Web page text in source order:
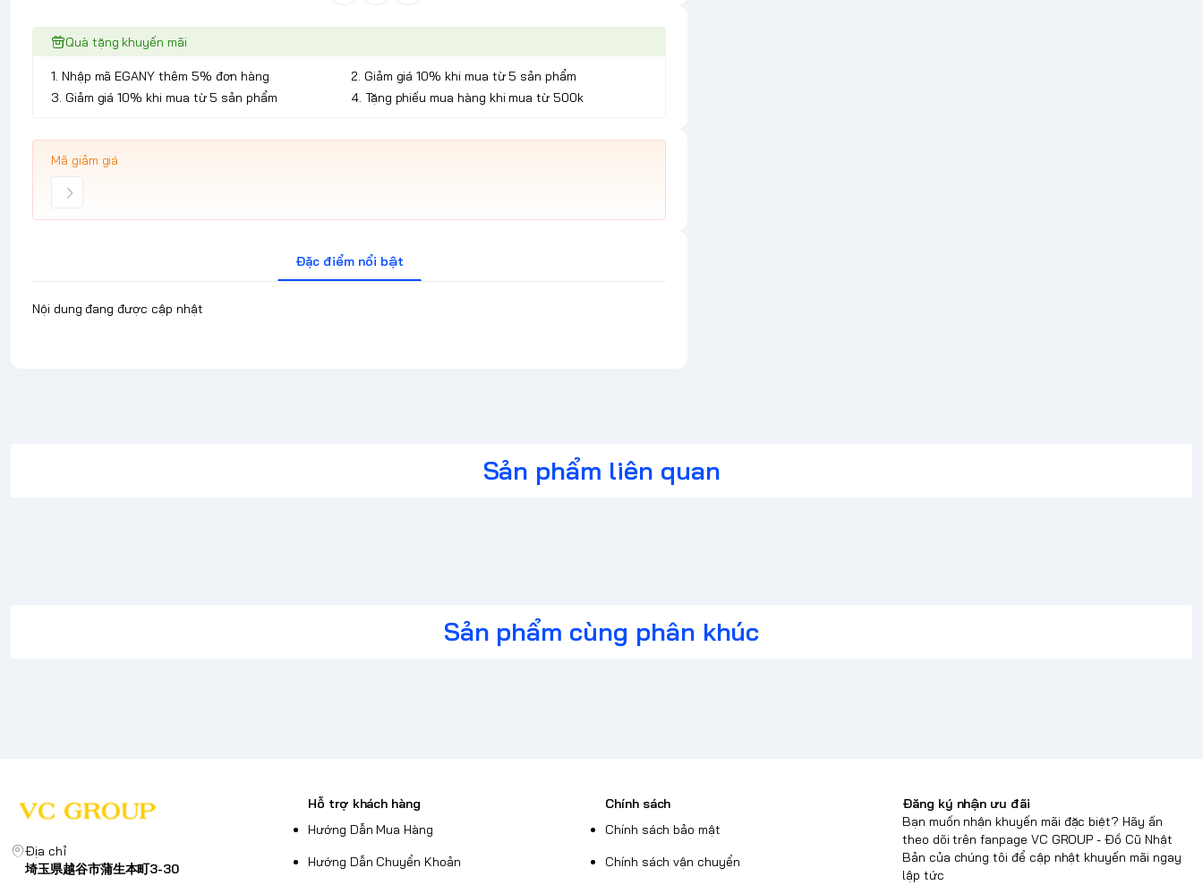
Quà tặng khuyến mãi
1. Nhập mã EGANY thêm 5% đơn hàng
2. Giảm giá 10% khi mua từ 5 sản phẩm
3. Giảm giá 10% khi mua từ 5 sản phẩm
4. Tặng phiếu mua hàng khi mua từ 500k
Mã giảm giá
Đặc điểm nổi bật
Nội dung đang được cập nhật
Sản phẩm liên quan
Sản phẩm cùng phân khúc
Địa chỉ
埼玉県越谷市蒲生本町3-30
Hỗ trợ khách hàng
Hướng Dẫn Mua Hàng
Hướng Dẫn Chuyển Khoản
Chính sách
Chính sách bảo mật
Chính sách vận chuyển
Đăng ký nhận ưu đãi
Bạn muốn nhận khuyến mãi đặc biệt? Hãy ấn
theo dõi trên fanpage VC GROUP - Đồ Cũ Nhật
Bản của chúng tôi để cập nhật khuyến mãi ngay
lập tức